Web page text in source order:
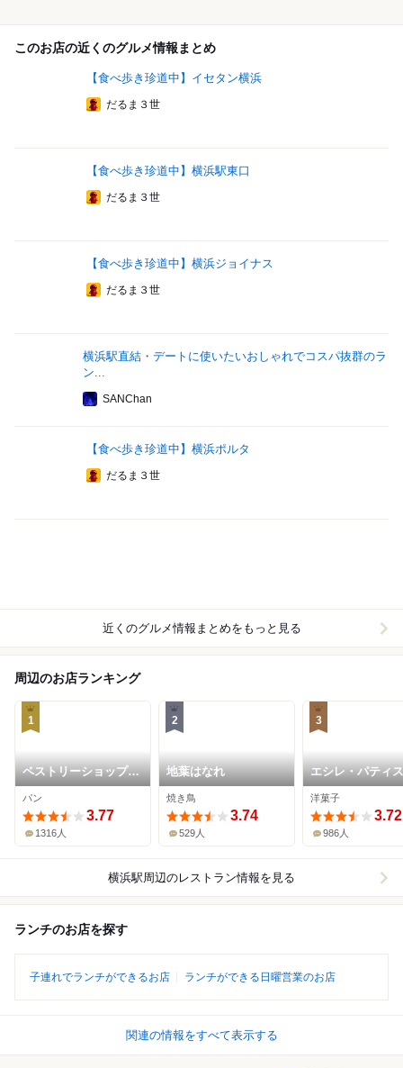
このお店の近くのグルメ情報まとめ
【食べ歩き珍道中】イセタン横浜
だるま３世
【食べ歩き珍道中】横浜駅東口
だるま３世
【食べ歩き珍道中】横浜ジョイナス
だるま３世
横浜駅直結・デートに使いたいおしゃれでコスパ抜群のラ
ン...
SANChan
【食べ歩き珍道中】横浜ポルタ
だるま３世
近くのグルメ情報まとめをもっと見る
周辺のお店ランキング
1
ペストリーショップ
ドーレ (横浜ベイシェ
ラトン ホテル&タワー
ズ)
パン
3.77
1316人
2
地葉はなれ
焼き鳥
3.74
529人
3
エシレ・パティ
オ ブール 横浜高
店
洋菓子
3.72
986人
横浜駅周辺のレストラン情報を見る
ランチのお店を探す
子連れでランチができるお店 ランチができる日曜営業のお店
関連の情報をすべて表示する